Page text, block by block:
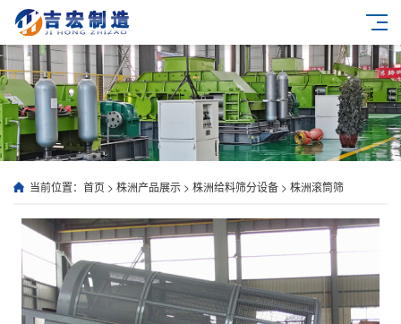
当前位置： 首页 > 株洲产品展示 > 株洲给料筛分设备 > 株洲滚筒筛